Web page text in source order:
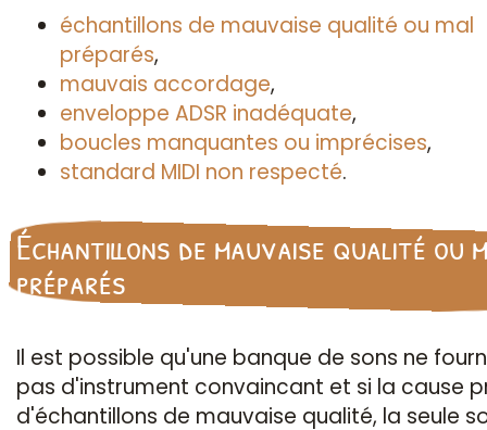
échantillons de mauvaise qualité ou mal
préparés,
mauvais accordage,
enveloppe ADSR inadéquate,
boucles manquantes ou imprécises,
standard MIDI non respecté.
Échantillons de mauvaise qualité ou
préparés
Il est possible qu'une banque de sons ne
pas d'instrument convaincant et si la cause
d'échantillons de mauvaise qualité, la seule